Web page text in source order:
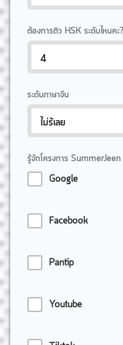
ต้องการติว HSK ระดับไหนคะ?
ระดับภาษาจีน
รู้จักโครงการ SummerJeen
Google
Facebook
Pantip
Youtube